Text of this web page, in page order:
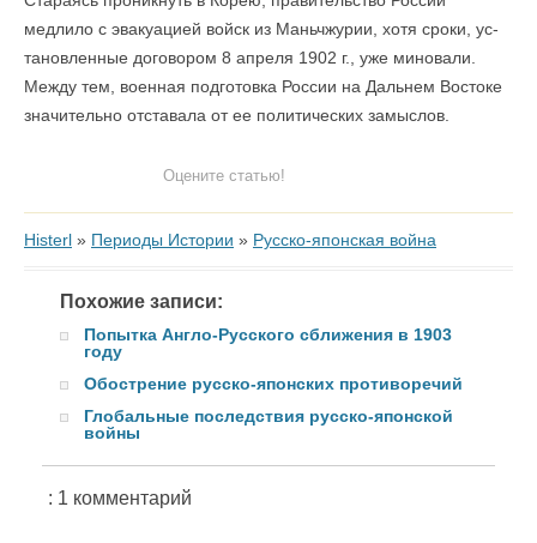
медлило с эвакуацией войск из Маньчжурии, хотя сроки, ус­
тановленные договором 8 апреля 1902 г., уже миновали.
Между тем, военная подготовка России на Дальнем Востоке
значительно отставала от ее политических замыслов.
Оцените статью!
Histerl » Периоды Истории » Русско-японская война
Похожие записи:
Попытка Англо-Русского сближения в 1903
году
Обострение русско-японских противоречий
Глобальные последствия русско-японской
войны
: 1 комментарий